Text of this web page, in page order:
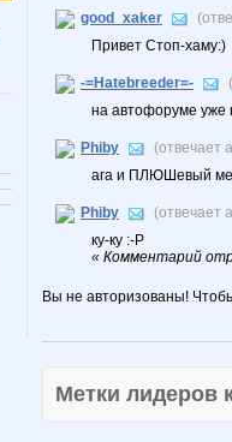
good_xaker
Привет Стоп-хаму:)
-=Hatebreeder=-
на автофоруме уже
Phiby
(отвечает
ага и ПЛЮШевый
Phiby
(отвечает
ку-ку :-Р
« Комментарий
Вы не авторизованы!
Метки